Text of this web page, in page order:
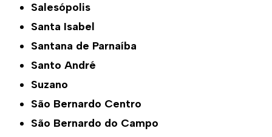
Salesópolis
Santa Isabel
Santana de Parnaíba
Santo André
Suzano
São Bernardo Centro
São Bernardo do Campo